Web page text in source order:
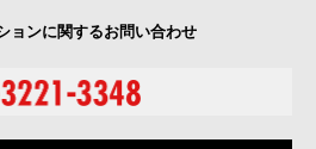
ョンに関するお問い合わせ